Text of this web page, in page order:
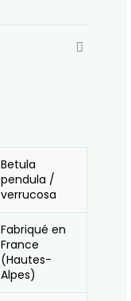
Betula
pendula /
verrucosa
Fabriqué en
France
(Hautes-
Alpes)